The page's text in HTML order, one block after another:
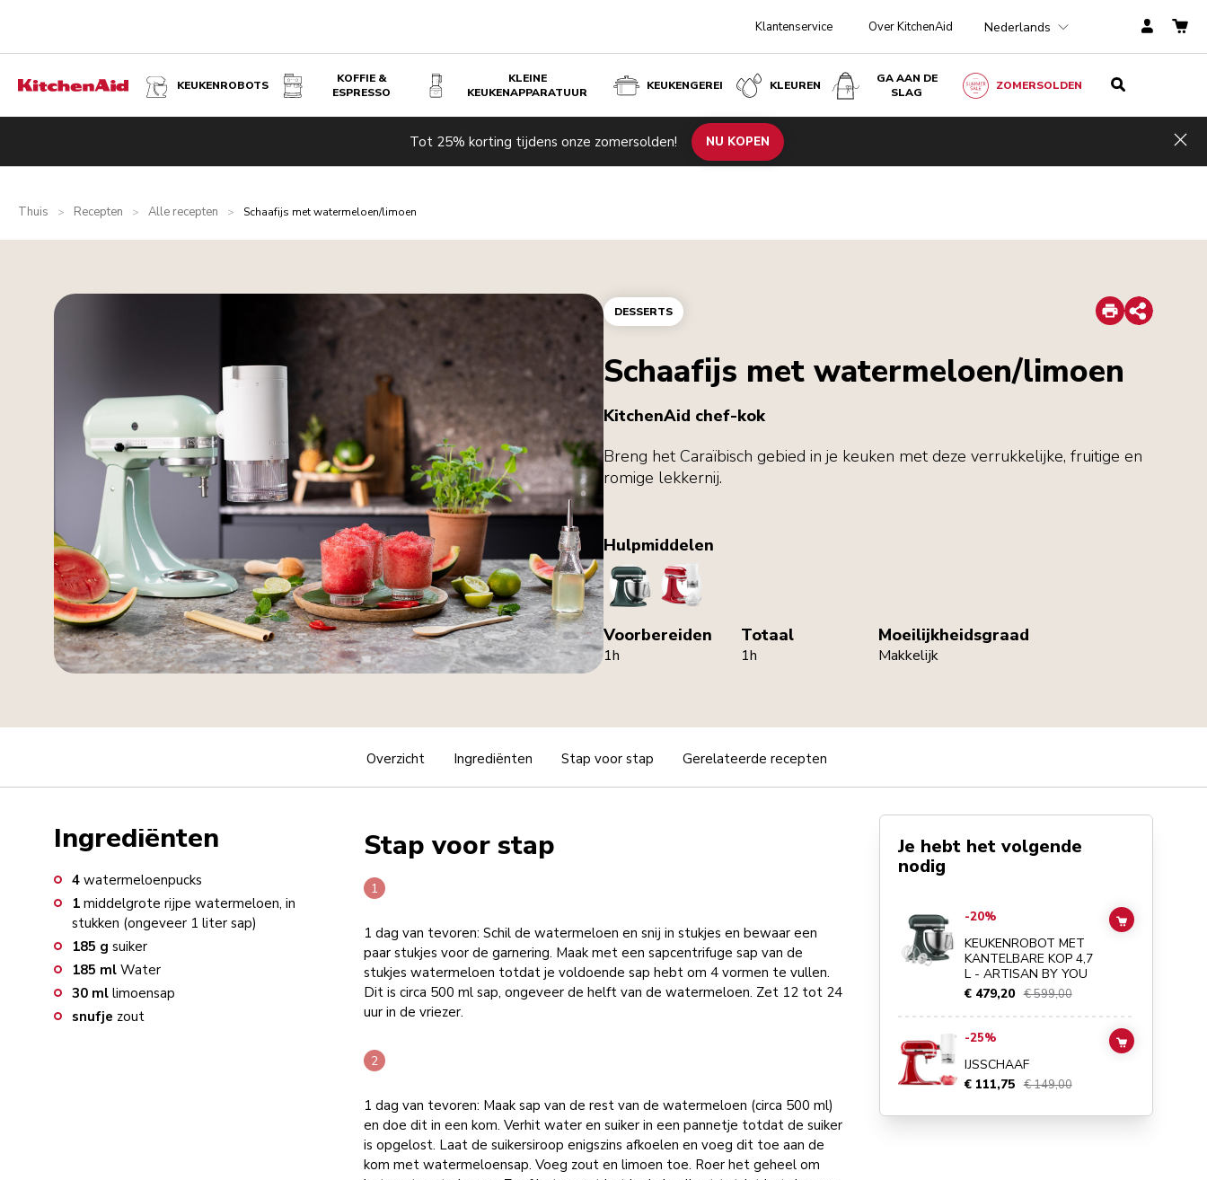
Klantenservice Over KitchenAid Nederlands
KEUKENROBOTS
KOFFIE &
ESPRESSO
KLEINE
KEUKENAPPARATUUR
KEUKENGEREI KLEUREN
GA AAN DE
SLAG
ZOMERSOLDEN
Tot 25% korting tijdens onze zomersolden! NU KOPEN
Thuis > Recepten > Alle recepten > Schaafijs met watermeloen/limoen
DESSERTS Print
Share
Schaafijs met watermeloen/limoen
KitchenAid chef-kok
Breng het Caraïbisch gebied in je keuken met deze verrukkelijke, fruitige en
romige lekkernij.
Hulpmiddelen
StandMixerIceShaver
Voorbereiden
1h
Totaal
1h
Moeilijkheidsgraad
Makkelijk
Overzicht Ingrediënten Stap voor stap Gerelateerde recepten
Ingrediënten
4 watermeloenpucks
1 middelgrote rijpe watermeloen, in
stukken (ongeveer 1 liter sap)
185 g suiker
185 ml Water
30 ml limoensap
snufje zout
Stap voor stap
1 dag van tevoren: Schil de watermeloen en snij in stukjes en bewaar een
paar stukjes voor de garnering. Maak met een sapcentrifuge sap van de
stukjes watermeloen totdat je voldoende sap hebt om 4 vormen te vullen.
Dit is circa 500 ml sap, ongeveer de helft van de watermeloen. Zet 12 tot 24
uur in de vriezer.
1 dag van tevoren: Maak sap van de rest van de watermeloen (circa 500 ml)
en doe dit in een kom. Verhit water en suiker in een pannetje totdat de suiker
is opgelost. Laat de suikersiroop enigszins afkoelen en voeg dit toe aan de
kom met watermeloensap. Voeg zout en limoen toe. Roer het geheel om
Je hebt het volgende
nodig
Go toKEUKENROBOT MET KANTELBARE KOP 4,7 L -
-20%
KEUKENROBOT MET
KANTELBARE KOP 4,7
L - ARTISAN BY YOU
€ 479,20 € 599,00
ADD TO CART
IJSSCHAAFdetails page
-25%
IJSSCHAAF
€ 111,75 € 149,00
ADD TO CART